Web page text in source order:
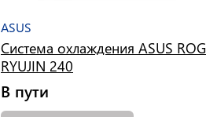
ASUS
Система охлаждения ASUS ROG
RYUJIN 240
В пути